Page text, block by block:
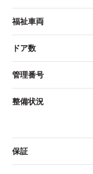
福祉車両
ドア数
管理番号
整備状況
保証